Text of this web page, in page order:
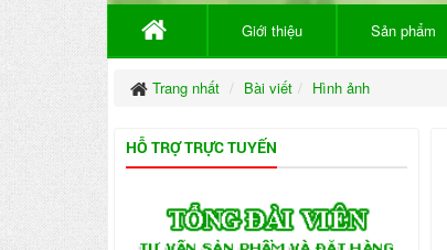
Giới thiệu Sản phẩm
Trang nhất Bài viết Hình ảnh
HỖ TRỢ TRỰC TUYẾN